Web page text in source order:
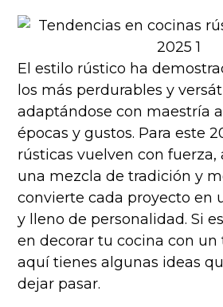
El estilo rústico ha
los más perdurables y
adaptándose con maestría
épocas y gustos. Para este
rústicas vuelven con
una mezcla de tradición y
convierte cada proyecto en
y lleno de personalidad. Si
en decorar tu cocina con un
aquí tienes algunas ideas
dejar pasar.